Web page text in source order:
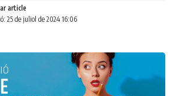
25 de juliol de 2024 16:06